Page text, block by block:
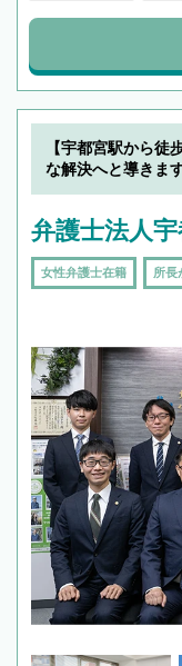
【宇都宮駅から徒
な解決へと導きま
弁護士法人
女性弁護士在籍 所長